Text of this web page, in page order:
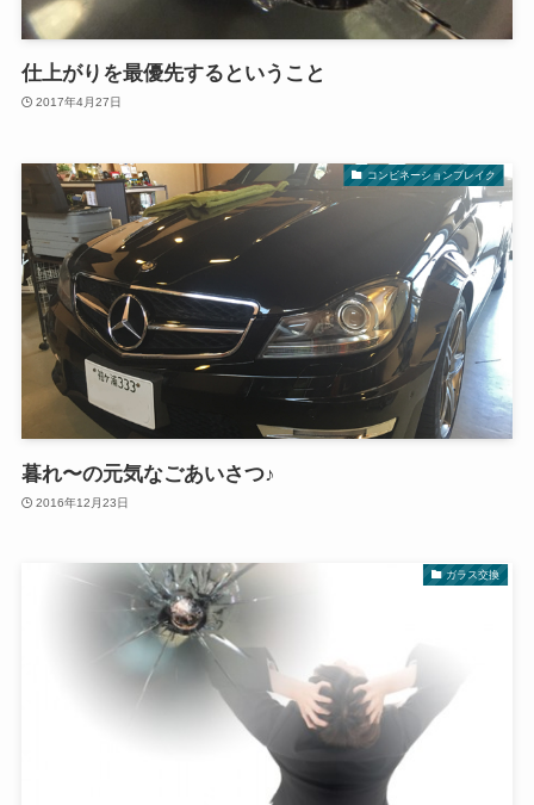
仕上がりを最優先するということ
2017年4月27日
コンビネーションブレイク
暮れ〜の元気なごあいさつ♪
2016年12月23日
ガラス交換